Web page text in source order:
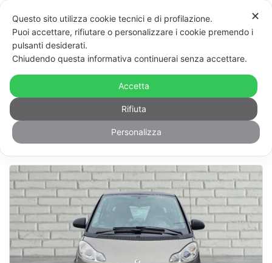
contenuto
Occasioni 74Risultati
FILTRA
Anno
Prezzo
✕
Questo sito utilizza cookie tecnici e di profilazione.
Puoi accettare, rifiutare o personalizzare i cookie premendo i
pulsanti desiderati.
Chiudendo questa informativa continuerai senza accettare.
Accetta
Rifiuta
Personalizza